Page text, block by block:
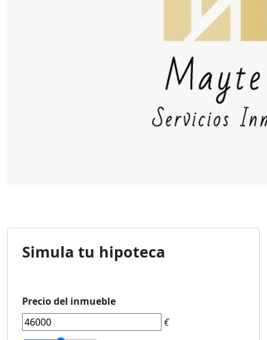
Simula tu hipoteca
Precio del inmueble
€